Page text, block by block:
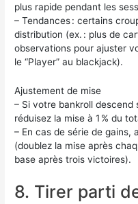
plus rapide pendant les
– Tendances : certains
distribution (ex. : plus de
observations pour ajuster
le “Player” au blackjack).
Ajustement de mise
– Si votre bankroll descend
réduisez la mise à 1 % du
– En cas de série de gains,
(doublez la mise après
base après trois victoires).
8. Tirer parti